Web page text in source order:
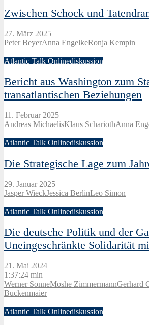
Zwischen Schock und
27. März 2025
Peter BeyerAnna EngelkeRonja Kempin
Atlantic Talk Onlinediskussion
Bericht aus Washington zum
transatlantischen Beziehungen
11. Februar 2025
Andreas MichaelisKlaus SchariothAnna
Atlantic Talk Onlinediskussion
Die Strategische Lage zum
29. Januar 2025
Jasper WieckJessica BerlinLeo Simon
Atlantic Talk Onlinediskussion
Die deutsche Politik und der
Uneingeschränkte Solidarität
21. Mai 2024
1:37:24 min
Werner SonneMoshe ZimmermannGerhard
Buckenmaier
Atlantic Talk Onlinediskussion